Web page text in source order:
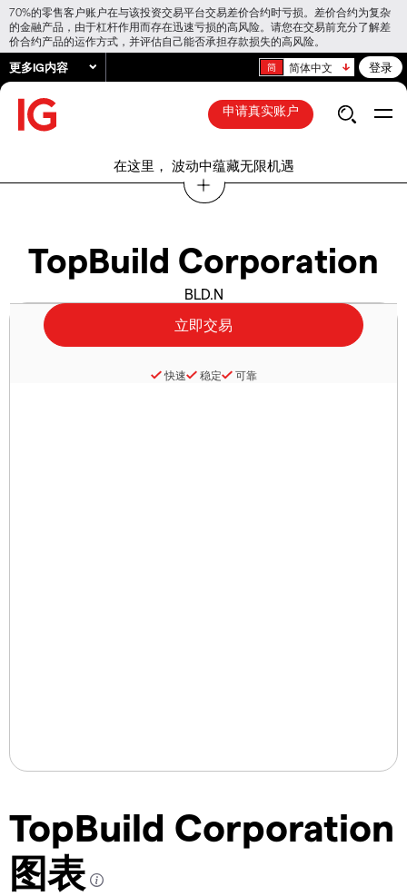
70%的零售客户账户在与该投资交易平台交易差价合约时亏损。差价合约为复杂
的金融产品，由于杠杆作用而存在迅速亏损的高风险。请您在交易前充分了解差
价合约产品的运作方式，并评估自己能否承担存款损失的高风险。
更多IG内容 简体中文 登录
申请真实账户
在这里， 波动中蕴藏无限机遇
TopBuild Corporation
BLD.N
TopBuild Corporation
图表
快速 稳定 可靠